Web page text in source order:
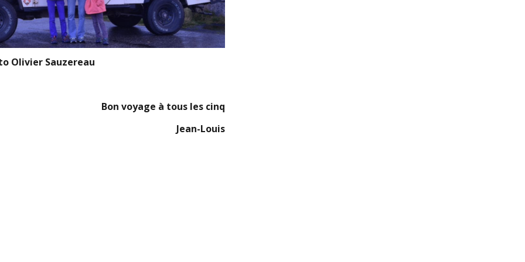
Olivier Sauzereau
Bon voyage à tous les cinq
Jean-Louis